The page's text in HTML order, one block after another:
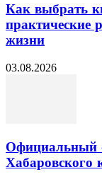
Как выбрать
практические
жизни
03.08.2026
Официальный
Хабаровского